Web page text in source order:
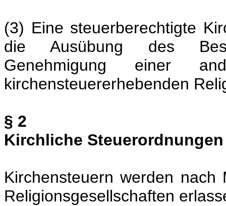
(3) Eine steuerberechtigte
die Ausübung des
Genehmigung einer
kirchensteuererhebenden
§ 2
Kirchliche
Kirchensteuern werden
Religionsgesellschaften